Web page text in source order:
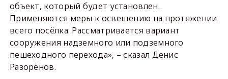
объект, который будет установлен.
Применяются меры к освещению на протяжении
всего посёлка. Рассматривается вариант
сооружения надземного или подземного
пешеходного перехода», – сказал Денис
Разорёнов.